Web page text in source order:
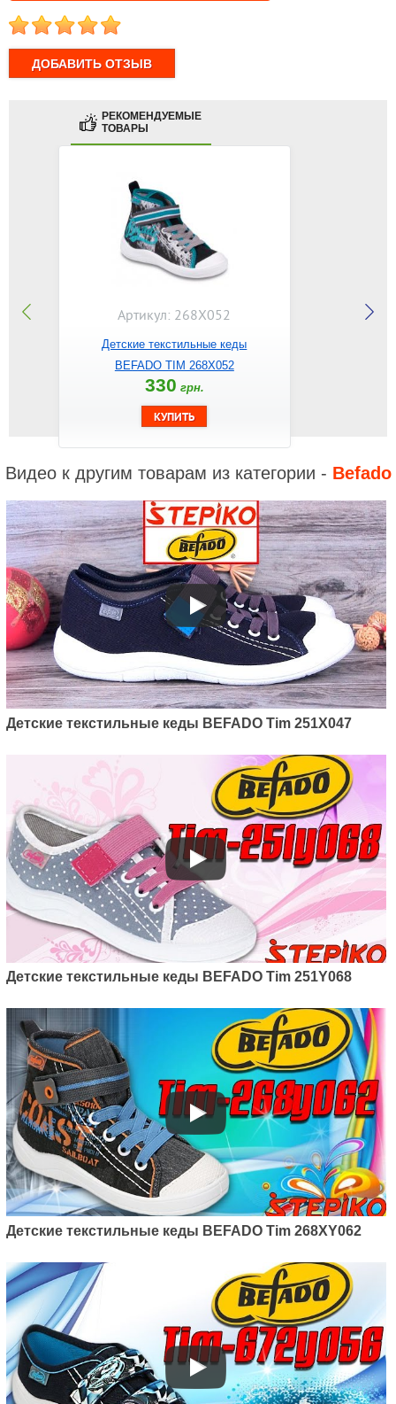
1 2 3 4 5
РЕКОМЕНДУЕМЫЕ
ТОВАРЫ
Артикул: 268X052
Детские текстильные кеды
BEFADO TIM 268X052
330 грн.
Видео к другим товарам из категории - Befado
Детские текстильные кеды BEFADO Tim 251X047
Детские текстильные кеды BEFADO Tim 251Y068
Детские текстильные кеды BEFADO Tim 268XY062